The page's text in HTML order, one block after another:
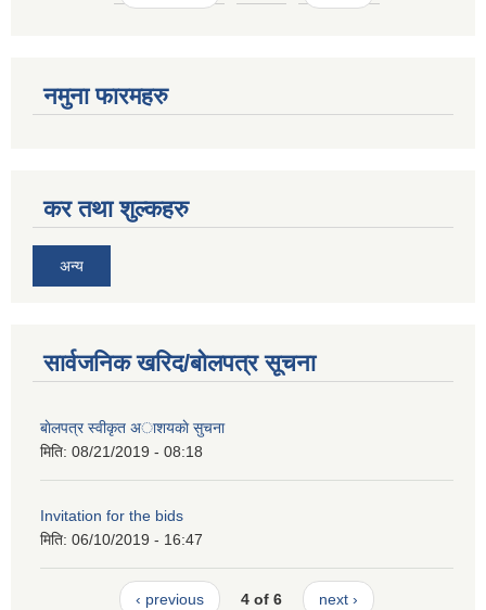
नमुना फारमहरु
कर तथा शुल्कहरु
अन्य
सार्वजनिक खरिद/बोलपत्र सूचना
बाेलपत्र स्वीकृत अाशयकाे सुचना
मिति: 08/21/2019 - 08:18
Invitation for the bids
मिति: 06/10/2019 - 16:47
‹ previous 4 of 6 next ›